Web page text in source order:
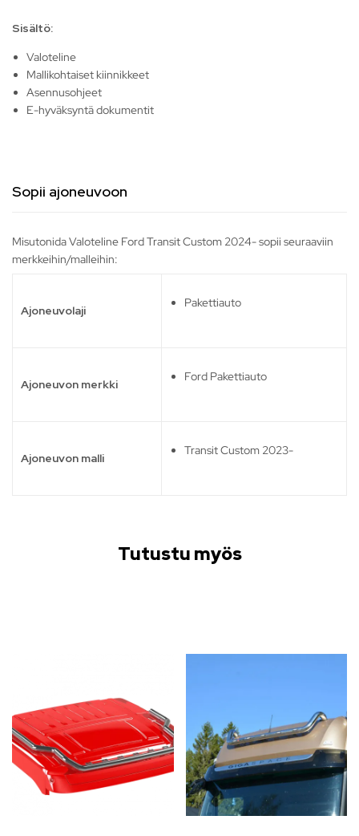
Sisältö:
Valoteline
Mallikohtaiset kiinnikkeet
Asennusohjeet
E-hyväksyntä dokumentit
Sopii ajoneuvoon
Misutonida Valoteline Ford Transit Custom 2024- sopii seuraaviin
merkkeihin/malleihin:
Ajoneuvolaji
Pakettiauto
Ajoneuvon merkki
Ford Pakettiauto
Ajoneuvon malli
Transit Custom 2023-
Tutustu myös